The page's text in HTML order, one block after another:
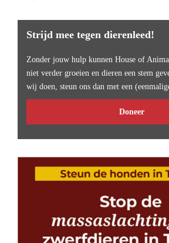
Strijd mee tegen dierenleed!
Zonder jouw hulp kunnen House of
niet verder groeien en dieren een stem
wij doen, steun ons dan met een
Doneer